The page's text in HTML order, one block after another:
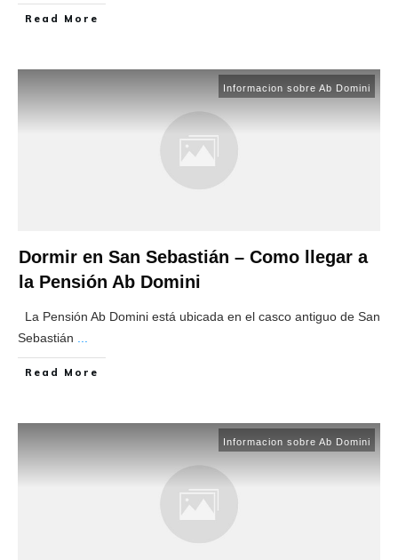
​Read More
Informacion sobre Ab Domini
Dormir en San Sebastián – Como llegar a
la Pensión Ab Domini
La Pensión Ab Domini está ubicada en el casco antiguo de San
Sebastián ...
​Read More
Informacion sobre Ab Domini